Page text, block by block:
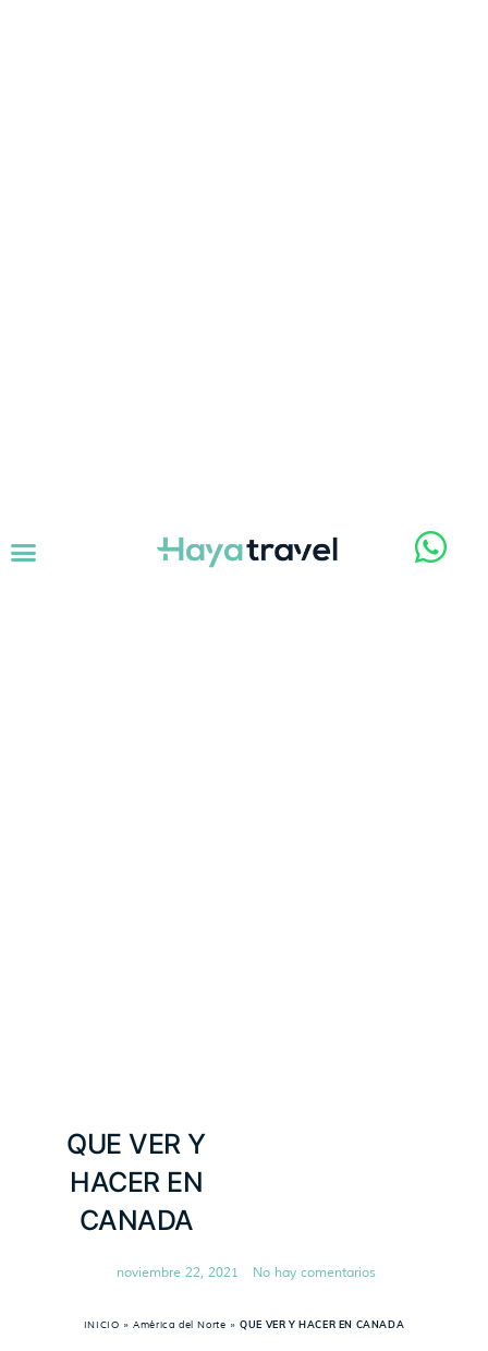
QUE VER Y
HACER EN
CANADA
noviembre 22, 2021 No hay comentarios
INICIO »América del Norte »QUE VER Y HACER EN CANADA